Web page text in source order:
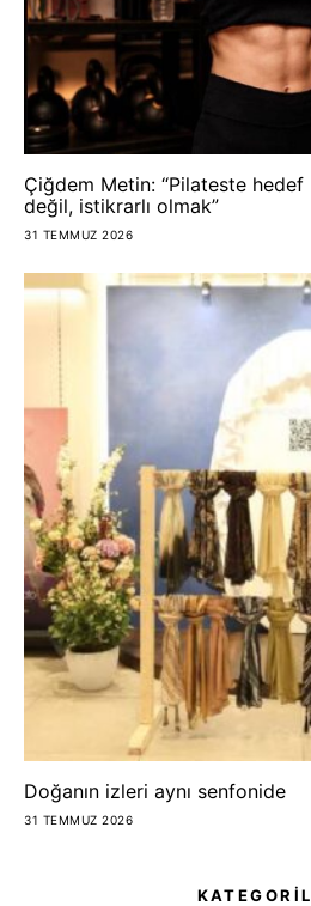
Çiğdem Metin: “Pilateste
değil, istikrarlı olmak”
31 TEMMUZ 2026
Doğanın izleri aynı senfonide
31 TEMMUZ 2026